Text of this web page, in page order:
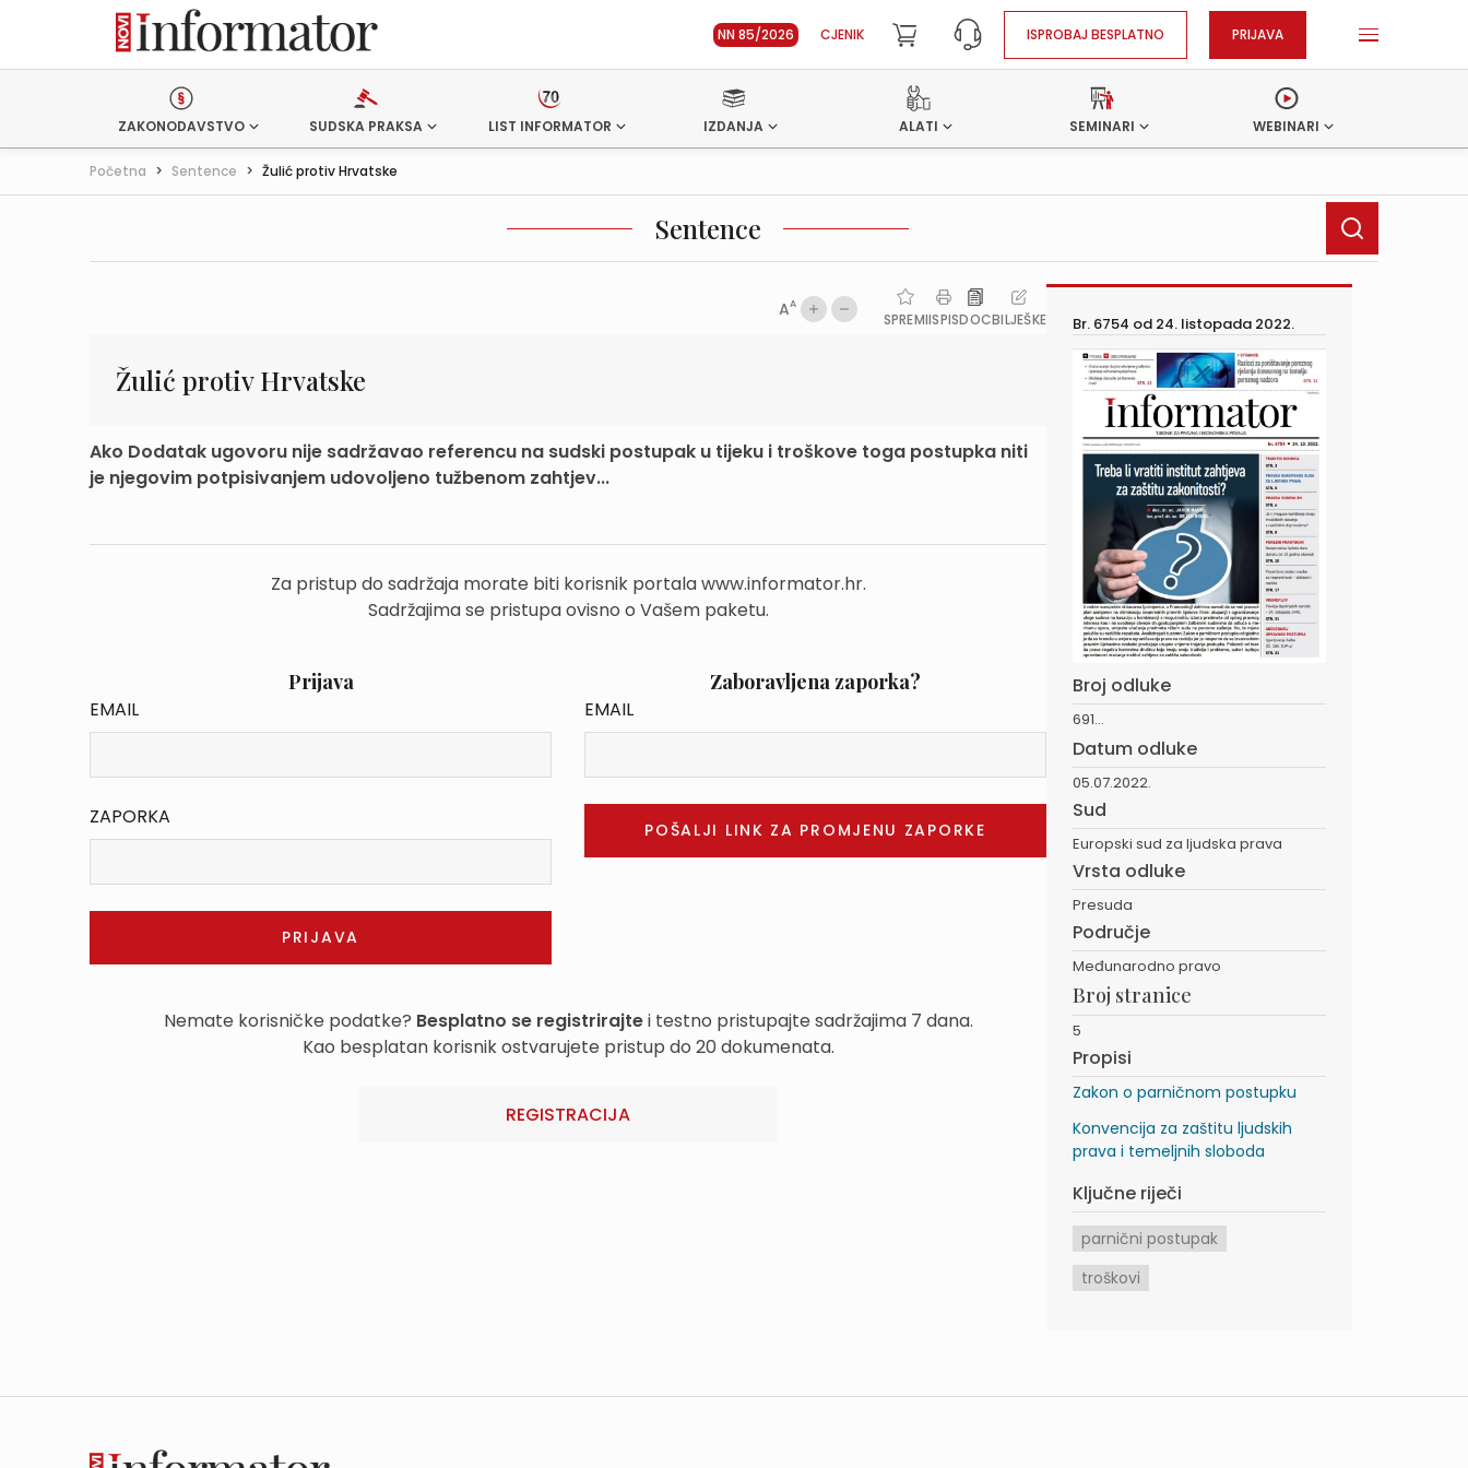
NN 85/2026 CJENIK ISPROBAJ BESPLATNO PRIJAVA
ZAKONODAVSTVO SUDSKA PRAKSA LIST INFORMATOR IZDANJA ALATI SEMINARI WEBINARI
Početna > Sentence > Žulić protiv Hrvatske
Sentence
AA
SPREMIISPISDOCBILJEŠKE
Žulić protiv Hrvatske
Ako Dodatak ugovoru nije sadržavao referencu na sudski postupak u tijeku i troškove toga postupka niti
je njegovim potpisivanjem udovoljeno tužbenom zahtjev...
Za pristup do sadržaja morate biti korisnik portala www.informator.hr.
Sadržajima se pristupa ovisno o Vašem paketu.
Prijava
EMAIL
ZAPORKA
Zaboravljena zaporka?
EMAIL
Nemate korisničke podatke? Besplatno se registrirajtei testno pristupajte sadržajima 7 dana.
Kao besplatan korisnik ostvarujete pristup do 20 dokumenata.
REGISTRACIJA
Br. 6754 od 24. listopada 2022.
Broj odluke
691...
Datum odluke
05.07.2022.
Sud
Europski sud za ljudska prava
Vrsta odluke
Presuda
Područje
Međunarodno pravo
Broj stranice
5
Propisi
Zakon o parničnom postupku
Konvencija za zaštitu ljudskih
prava i temeljnih sloboda
Ključne riječi
parnični postupak
troškovi